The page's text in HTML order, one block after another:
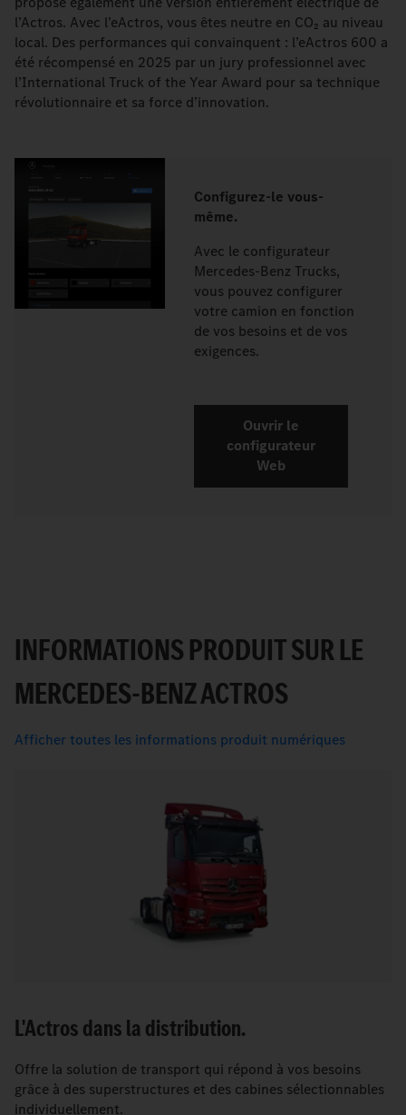
l’Actros. Avec l’eActros, vous êtes neutre en CO₂ au niveau
local. Des performances qui convainquent : l’eActros 600 a
été récompensé en 2025 par un jury professionnel avec
l’International Truck of the Year Award pour sa technique
révolutionnaire et sa force d’innovation.
Configurez-le vous-
même.
Avec le configurateur
Mercedes-Benz Trucks,
vous pouvez configurer
votre camion en fonction
de vos besoins et de vos
exigences.
Ouvrir le
configurateur
Web
INFORMATIONS PRODUIT SUR LE
MERCEDES-BENZ ACTROS
Afficher toutes les informations produit numériques
L'Actros dans la distribution.
Offre la solution de transport qui répond à vos besoins
grâce à des superstructures et des cabines sélectionnables
individuellement.